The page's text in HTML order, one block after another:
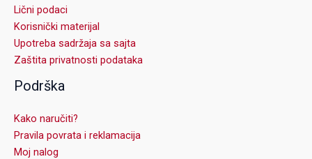
Lični podaci
Korisnički materijal
Upotreba sadržaja sa sajta
Zaštita privatnosti podataka
Podrška
Kako naručiti?
Pravila povrata i reklamacija
Moj nalog